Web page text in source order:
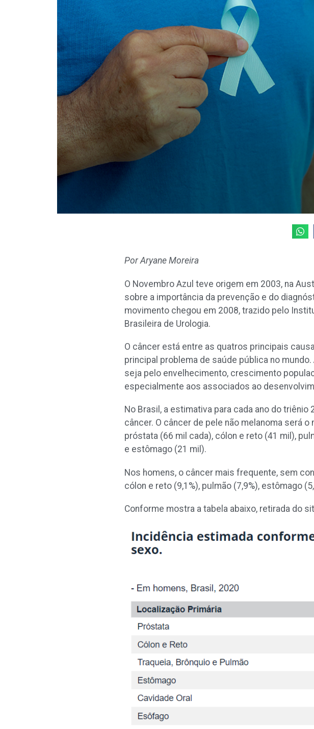
Por Aryane Moreira
O Novembro Azul teve origem em 2003, na
sobre a importância da prevenção e do
movimento chegou em 2008, trazido pelo
Brasileira de Urologia.
O câncer está entre as quatros principais
principal problema de saúde pública no
seja pelo envelhecimento, crescimento
especialmente aos associados ao
No Brasil, a estimativa para cada ano do
câncer. O câncer de pele não melanoma será
próstata (66 mil cada), cólon e reto (41 mil),
e estômago (21 mil).
Nos homens, o câncer mais frequente, sem
cólon e reto (9,1%), pulmão (7,9%), estômago
Conforme mostra a tabela abaixo, retirada do